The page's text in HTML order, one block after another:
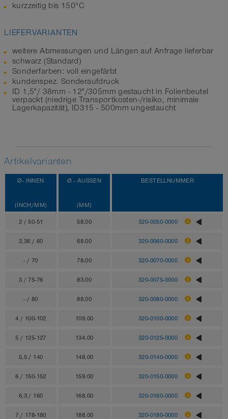
kurzzeitig bis 150°C
LIEFERVARIANTEN
weitere Abmessungen und Längen auf Anfrage lieferbar
schwarz (Standard)
Sonderfarben: voll eingefärbt
kundenspez. Sonderaufdruck
ID 1,5"/ 38mm - 12"/305mm gestaucht in Folienbeutel
verpackt (niedrige Transportkosten-/risiko, minimale
Lagerkapazität), ID315 - 500mm ungestaucht
Artikelvarianten
Ø- INNEN
(INCH/MM)
Ø - AUSSEN
(MM)
BESTELLNUMMER
2 / 50-51 58.00 320-0050-0000
2,36 / 60 68.00 320-0060-0000
- / 70 78.00 320-0070-0000
3 / 75-76 83.00 320-0075-0000
- / 80 88.00 320-0080-0000
4 / 100-102 109.00 320-0100-0000
5 / 125-127 134.00 320-0125-0000
5,5 / 140 148.00 320-0140-0000
6 / 150-152 159.00 320-0150-0000
6,3 / 160 168.00 320-0160-0000
7 / 178-180 188.00 320-0180-0000